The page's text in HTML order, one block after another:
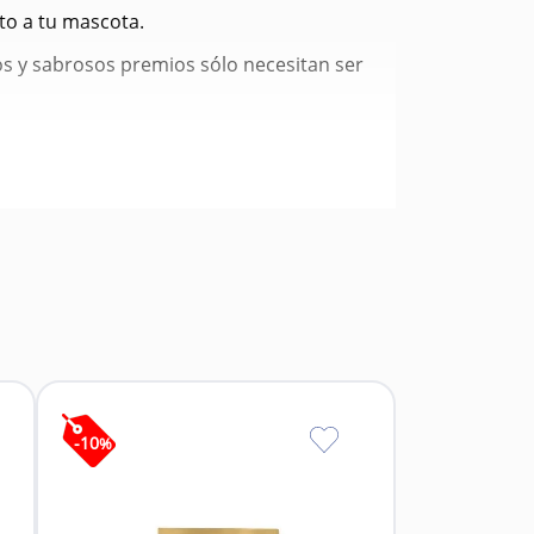
a tu mascota.
y sabrosos premios sólo necesitan ser
-10%